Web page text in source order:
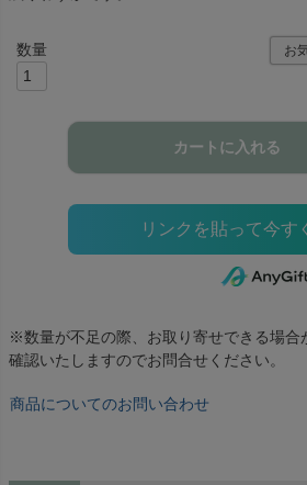
お
カートに入れる
※数量が不足の際、お取り寄せできる場合
確認いたしますのでお問合せください。
商品についてのお問い合わせ